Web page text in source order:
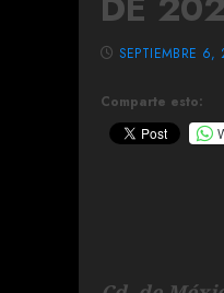
Comparte esto:
SEPTIEMBRE 6,